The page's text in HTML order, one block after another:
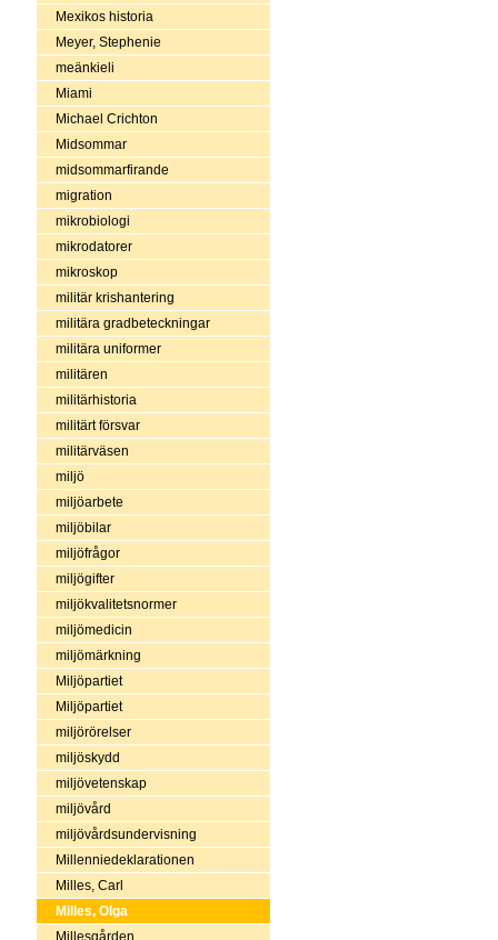
Mexikos historia
Meyer, Stephenie
meänkieli
Miami
Michael Crichton
Midsommar
midsommarfirande
migration
mikrobiologi
mikrodatorer
mikroskop
militär krishantering
militära gradbeteckningar
militära uniformer
militären
militärhistoria
militärt försvar
militärväsen
miljö
miljöarbete
miljöbilar
miljöfrågor
miljögifter
miljökvalitetsnormer
miljömedicin
miljömärkning
Miljöpartiet
Miljöpartiet
miljörörelser
miljöskydd
miljövetenskap
miljövård
miljövårdsundervisning
Millenniedeklarationen
Milles, Carl
Milles, Olga
Millesgården